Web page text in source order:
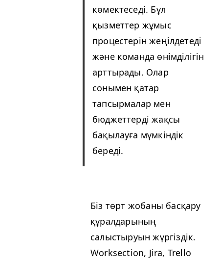
көмектеседі. Бұл
қызметтер жұмыс
процестерін жеңілдетеді
және команда өнімділігін
арттырады. Олар
сонымен қатар
тапсырмалар мен
бюджеттерді жақсы
бақылауға мүмкіндік
береді.
Біз төрт жобаны басқару
құралдарының
салыстыруын жүргіздік.
Work­sec­tion, Jira, Trel­lo